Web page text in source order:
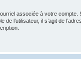
associée à votre compte.
de l’utilisateur, il s’agit de